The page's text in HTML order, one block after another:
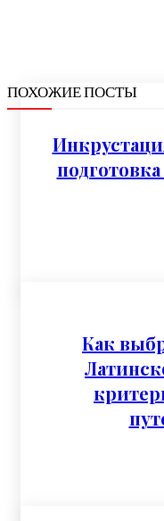
ПОХОЖИЕ ПОСТЫ
Как